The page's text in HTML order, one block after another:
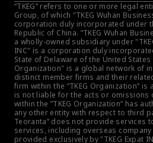
“TKEG” refers to one or more legal
Group, of which "TKEG Wuhan
corporation duly incorporated under
Republic of China. “TKEG Wuhan
a wholly-owned subsidiary under
INC" is a corporation duly
State of Delaware of the United States
Organization" is a global network of
distinct member firms and their
firm within the ”TKEG Organization“
is not liable for the acts or omissions
within the ”TKEG Organization“ has
any other entity with respect to third
Teoranta“ does not provide services
services, including overseas
provided exclusively by "TKEG Expat